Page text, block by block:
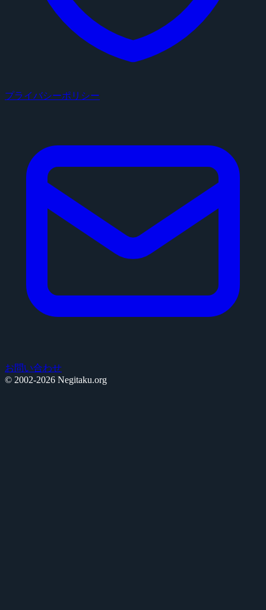
プライバシーポリシー
お問い合わせ
© 2002-2026 Negitaku.org